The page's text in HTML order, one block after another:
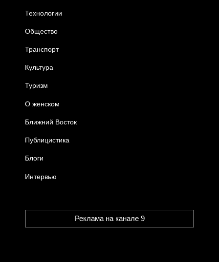
Технологии
Общество
Транспорт
Культура
Туризм
О женском
Ближний Восток
Публицистика
Блоги
Интервью
Реклама на канале 9